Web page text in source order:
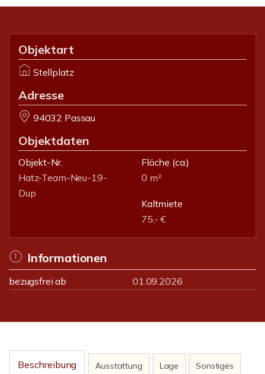
Objektart
Stellplatz
Adresse
94032 Passau
Objektdaten
Objekt-Nr.
Hatz-Team-Neu-19-
Dup
Fläche (ca.)
0 m²
Kaltmiete
75,- €
Informationen
bezugsfrei ab 01.09.2026
Beschreibung Ausstattung Lage Sonstiges